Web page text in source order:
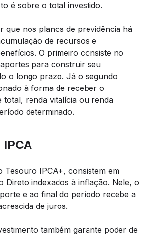
é sobre o total investido.
que nos planos de previdência há
de recursos e
O primeiro consiste no
para construir seu
o longo prazo. Já o segundo
à forma de receber o
total, renda vitalícia ou renda
determinado.
IPCA
Tesouro IPCA+, consistem em
Direto indexados à inflação. Nele, o
e ao final do período recebe a
de juros.
também garante poder de